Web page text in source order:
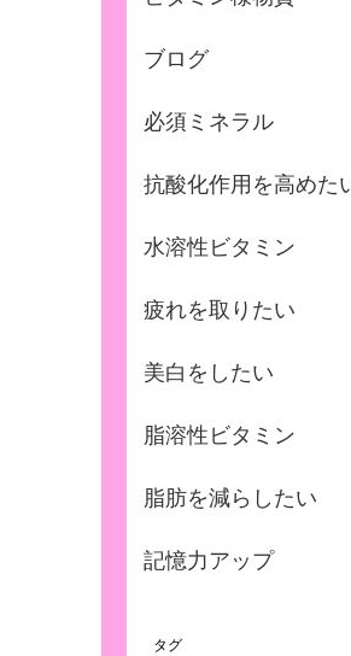
ブログ
必須ミネラル
抗酸化作用を高めた
水溶性ビタミン
疲れを取りたい
美白をしたい
脂溶性ビタミン
脂肪を減らしたい
記憶力アップ
タグ